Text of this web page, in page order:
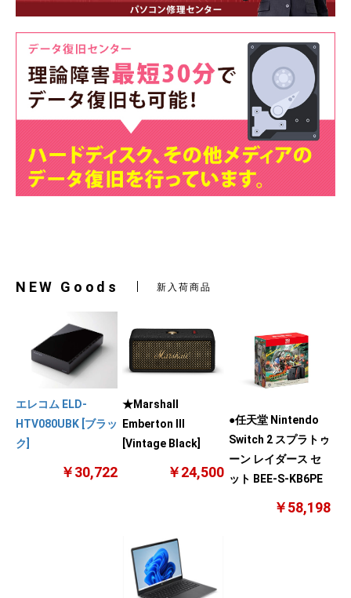
NEW Goods 新入荷商品
エレコム ELD-
HTV080UBK [ブラッ
ク]
￥30,722
★Marshall
Emberton III
[Vintage Black]
￥24,500
●任天堂 Nintendo
Switch 2 スプラトゥ
ーン レイダース セ
ット BEE-S-KB6PE
￥58,198